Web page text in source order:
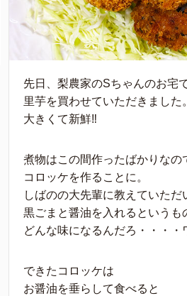
先日、梨農家のSちゃんのお宅
里芋を買わせていただきました。
大きくて新鮮‼︎
煮物はこの間作ったばかりなの
コロッケを作ることに。
しばのの大先輩に教えていただ
黒ごまと醤油を入れるというも
どんな味になるんだろ・・・・
できたコロッケは
お醤油を垂らして食べると